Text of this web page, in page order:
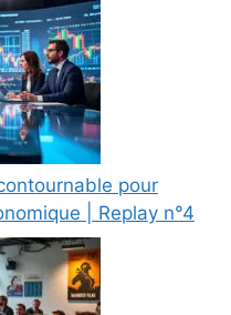
pour
| Replay n°4